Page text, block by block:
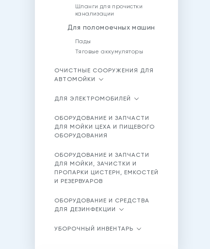
Шланги для прочистки
канализации
Для поломоечных машин
Пады
Тяговые аккумуляторы
ОЧИСТНЫЕ СООРУЖЕНИЯ ДЛЯ
АВТОМОЙКИ
ДЛЯ ЭЛЕКТРОМОБИЛЕЙ
ОБОРУДОВАНИЕ И ЗАПЧАСТИ
ДЛЯ МОЙКИ ЦЕХА И ПИЩЕВОГО
ОБОРУДОВАНИЯ
ОБОРУДОВАНИЕ И ЗАПЧАСТИ
ДЛЯ МОЙКИ, ЗАЧИСТКИ И
ПРОПАРКИ ЦИСТЕРН, ЕМКОСТЕЙ
И РЕЗЕРВУАРОВ
ОБОРУДОВАНИЕ И СРЕДСТВА
ДЛЯ ДЕЗИНФЕКЦИИ
УБОРОЧНЫЙ ИНВЕНТАРЬ